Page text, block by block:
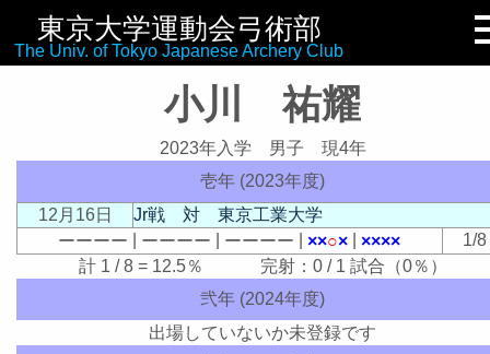
東京大学運動会弓術部
The Univ. of Tokyo Japanese Archery Club
リンク集
小川 祐耀
2023年入学 男子 現4年
壱年 (2023年度)
12月16日
Jr戦 対 東京工業大学
ーーーー ーーーー ーーーー |××○× |××××
1/8
計 1 / 8 = 12.5％ 完射：0 / 1 試合（0％）
弐年 (2024年度)
出場していないか未登録です